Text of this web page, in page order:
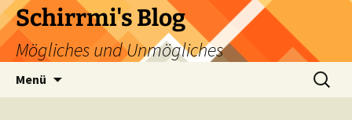
Zum
Inhalt
springen
Schirrmi's Blog
Mögliches und Unmögliches
Menü
Suchen
nach: